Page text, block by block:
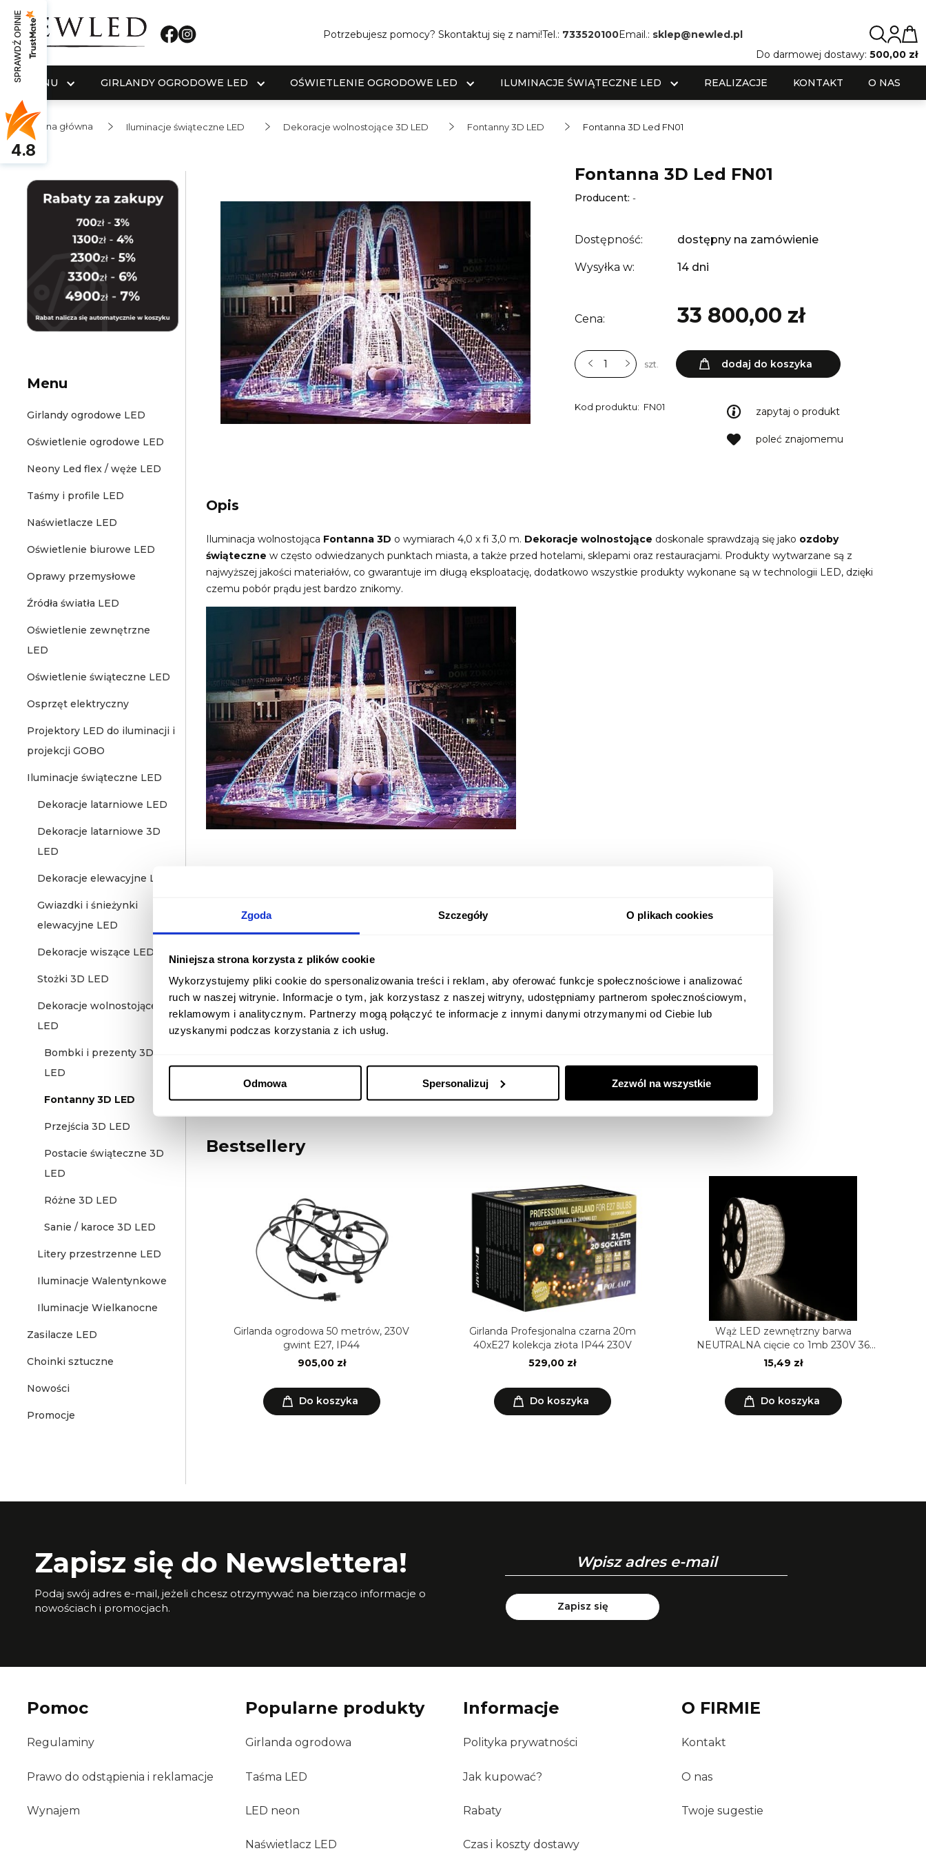
Zgoda Szczegóły O plikach cookies
Niniejsza strona korzysta z plików cookie
Wykorzystujemy pliki cookie do spersonalizowania treści i reklam, aby oferować funkcje społecznościowe i analizować
ruch w naszej witrynie. Informacje o tym, jak korzystasz z naszej witryny, udostępniamy partnerom społecznościowym,
reklamowym i analitycznym. Partnerzy mogą połączyć te informacje z innymi danymi otrzymanymi od Ciebie lub
uzyskanymi podczas korzystania z ich usług.
Odmowa Spersonalizuj Zezwól na wszystkie
Potrzebujesz pomocy? Skontaktuj się z nami!Tel.: 733520100Email.: sklep@newled.pl
Do darmowej dostawy: 500,00 zł
MENU GIRLANDY OGRODOWE LED OŚWIETLENIE OGRODOWE LED ILUMINACJE ŚWIĄTECZNE LED REALIZACJE KONTAKT O NAS
Strona główna Iluminacje świąteczne LED Dekoracje wolnostojące 3D LED Fontanny 3D LED Fontanna 3D Led FN01
Menu
Girlandy ogrodowe LED
Oświetlenie ogrodowe LED
Neony Led flex / węże LED
Taśmy i profile LED
Naświetlacze LED
Oświetlenie biurowe LED
Oprawy przemysłowe
Źródła światła LED
Oświetlenie zewnętrzne
LED
Oświetlenie świąteczne LED
Osprzęt elektryczny
Projektory LED do iluminacji i
projekcji GOBO
Iluminacje świąteczne LED
Dekoracje latarniowe LED
Dekoracje latarniowe 3D
LED
Dekoracje elewacyjne LED
Gwiazdki i śnieżynki
elewacyjne LED
Dekoracje wiszące LED
Stożki 3D LED
Dekoracje wolnostojące 3D
LED
Bombki i prezenty 3D
LED
Fontanny 3D LED
Przejścia 3D LED
Postacie świąteczne 3D
LED
Różne 3D LED
Sanie / karoce 3D LED
Litery przestrzenne LED
Iluminacje Walentynkowe
Iluminacje Wielkanocne
Zasilacze LED
Choinki sztuczne
Nowości
Promocje
Fontanna 3D Led FN01
Producent: -
Dostępność: dostępny na zamówienie
Wysyłka w: 14 dni
Cena: 33 800,00 zł
szt. dodaj do koszyka
Kod produktu: FN01 zapytaj o produkt
poleć znajomemu
Opis
Iluminacja wolnostojąca Fontanna 3D o wymiarach 4,0 x fi 3,0 m. Dekoracje wolnostojące doskonale sprawdzają się jako ozdoby
świąteczne w często odwiedzanych punktach miasta, a także przed hotelami, sklepami oraz restauracjami. Produkty wytwarzane są z
najwyższej jakości materiałów, co gwarantuje im długą eksploatację, dodatkowo wszystkie produkty wykonane są w technologii LED, dzięki
czemu pobór prądu jest bardzo znikomy.
Produkt nie posiada recenzji
Bestsellery
Girlanda ogrodowa 50 metrów, 230V
gwint E27, IP44
905,00 zł
Do koszyka
Girlanda Profesjonalna czarna 20m
40xE27 kolekcja złota IP44 230V
529,00 zł
Do koszyka
Wąż LED zewnętrzny barwa
NEUTRALNA cięcie co 1mb 230V 36
diod/m horyzontalny
15,49 zł
Do koszyka
Zapisz się do Newslettera!
Podaj swój adres e-mail, jeżeli chcesz otrzymywać na bierząco informacje o
nowościach i promocjach.
Zapisz się
Pomoc
Regulaminy
Prawo do odstąpienia i reklamacje
Wynajem
Popularne produkty
Girlanda ogrodowa
Taśma LED
LED neon
Naświetlacz LED
Informacje
Polityka prywatności
Jak kupować?
Rabaty
Czas i koszty dostawy
O FIRMIE
Kontakt
O nas
Twoje sugestie
SPRAWDŹ OPINIE
4.8